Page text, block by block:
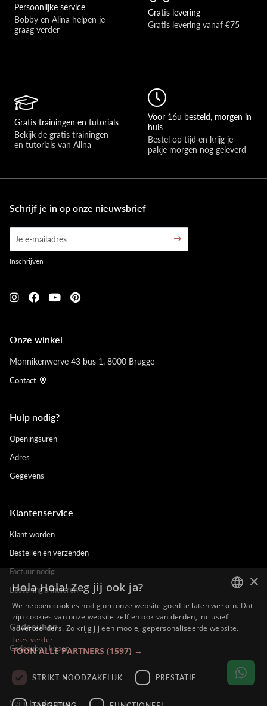
Persoonlijke service
Bobby en Alina helpen je
graag verder
Gratis levering
Gratis levering vanaf €75
Gratis trainingen en tutorials
Bekijk de gratis trainingen
en tutorials van Alina
Voor 16u besteld, morgen in
huis
Bestel op tijd en krijg je
pakje morgen nog geleverd
Onze winkel
Monnikenwerve 43 bus 1, 8000 Brugge
Contact
Hulp nodig?
Openingsuren
Adres
Gegevens
Klantenservice
Klant worden
Bestellen en verzenden
Factuur nodig
Bestelling annuleren
Cadeaubon
Cadeaubon kopen
Schrijf je in op onze nieuwsbrief
Inschrijven
Veilig betalen met
DUTCH
ENGLISH
GERMAN
×
Hola Hola! Zeg jij ook ja?
We hebben cookies nodig om onze website goed te laten werken. Dat
zijn cookies van onze website zelf en ook van derden, inclusief
adverteerders. Zo krijg jij een mooie, gepersonaliseerde website.
Lees verder
TOON ALLE PARTNERS (1597) →
STRIKT NOODZAKELIJK PRESTATIE